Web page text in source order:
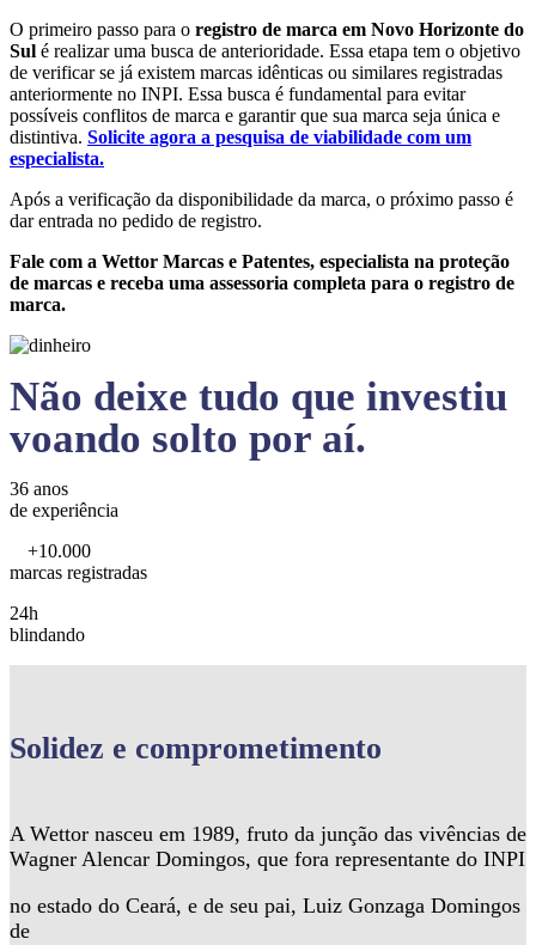
O primeiro passo para o registro de marca em Novo Horizonte do
Sul é realizar uma busca de anterioridade. Essa etapa tem o objetivo
de verificar se já existem marcas idênticas ou similares registradas
anteriormente no INPI. Essa busca é fundamental para evitar
possíveis conflitos de marca e garantir que sua marca seja única e
distintiva. Solicite agora a pesquisa de viabilidade com um
especialista.
Após a verificação da disponibilidade da marca, o próximo passo é
dar entrada no pedido de registro.
Fale com a Wettor Marcas e Patentes, especialista na proteção
de marcas e receba uma assessoria completa para o registro de
marca.
Não deixe tudo que investiu
voando solto por aí.
36 anos
de experiência
+10.000
marcas registradas
24h
blindando
Solidez e comprometimento
A Wettor nasceu em 1989, fruto da junção das vivências de
Wagner Alencar Domingos, que fora representante do INPI
no estado do Ceará, e de seu pai, Luiz Gonzaga Domingos
de